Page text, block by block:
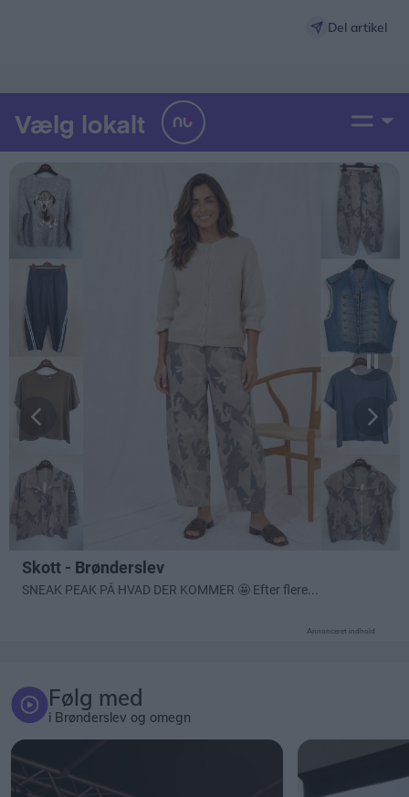
Del artikel
Annonceret indhold
Følg med
i Brønderslev og omegn